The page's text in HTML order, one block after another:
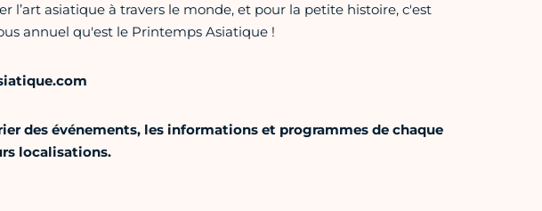
l’art asiatique à travers le monde, et pour la petite histoire, c'est
annuel qu'est le Printemps Asiatique !
des événements, les informations et programmes de chaque
localisations.